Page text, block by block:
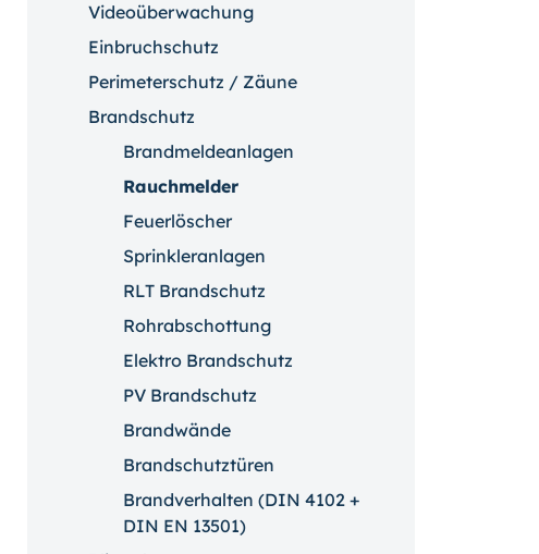
Videoüberwachung
Einbruchschutz
Perimeterschutz / Zäune
Brandschutz
Brandmeldeanlagen
Rauchmelder
Feuerlöscher
Sprinkleranlagen
RLT Brandschutz
Rohrabschottung
Elektro Brandschutz
PV Brandschutz
Brandwände
Brandschutztüren
Brandverhalten (DIN 4102 +
DIN EN 13501)